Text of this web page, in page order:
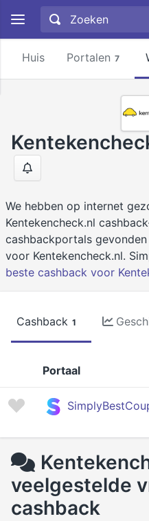
Huis Portalen 7
We hebben op internet
Kentekencheck.nl
cashbackportals
voor Kentekencheck.nl.
beste cashback voor
Cashback 1
Portaal
veelgestelde
cashback